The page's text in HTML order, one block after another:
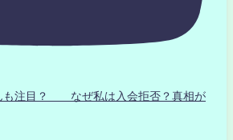
も注目？ なぜ私は入会拒否？真相が